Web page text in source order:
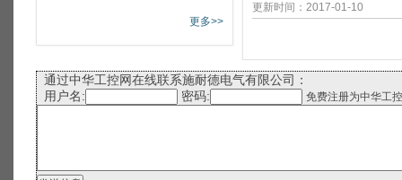
更多>>
更新时间：2017-01-10
通过中华工控网在线联系施耐德电气有限公司：
用户名:
密码: 免费注册为中华工